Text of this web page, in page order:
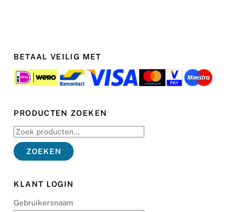
BETAAL VEILIG MET
PRODUCTEN ZOEKEN
Zoeken
naar:
ZOEKEN
KLANT LOGIN
Gebruikersnaam